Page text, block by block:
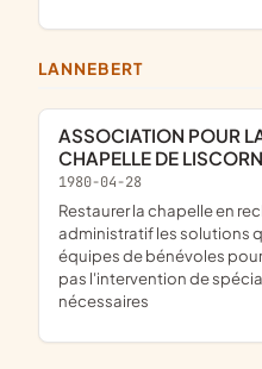
LANNEBERT
ASSOCIATION POUR LA SAUVEGARDE DE LA
CHAPELLE DE
1980-04-28
restaurer la chapelle en recherchant sur le plan
administratif les solutions
équipes de bénévoles
pas l'intervention de
nécessaires